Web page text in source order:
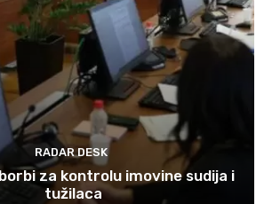
RADAR DESK
borbi za kontrolu imovine sudija i
tužilaca